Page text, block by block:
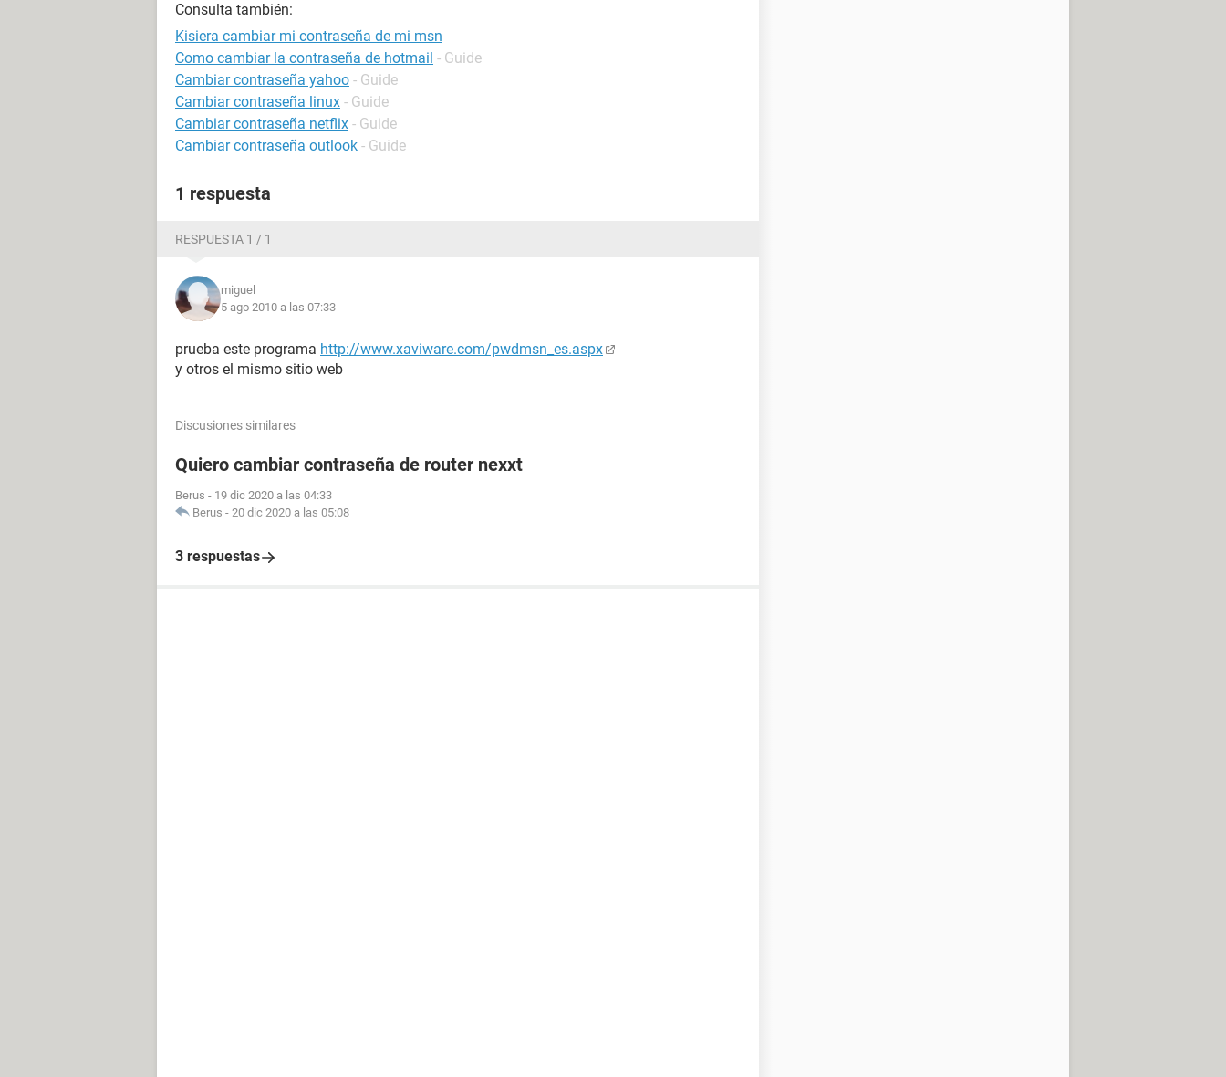
Consulta también:
Kisiera cambiar mi contraseña de mi msn
Como cambiar la contraseña de hotmail - Guide
Cambiar contraseña yahoo - Guide
Cambiar contraseña linux - Guide
Cambiar contraseña netflix - Guide
Cambiar contraseña outlook - Guide
1 respuesta
RESPUESTA 1 / 1
miguel
5 ago 2010 a las 07:33
prueba este programa http://www.xaviware.com/pwdmsn_es.aspx
y otros el mismo sitio web
Discusiones similares
Quiero cambiar contraseña de router nexxt
Berus - 19 dic 2020 a las 04:33
Berus - 20 dic 2020 a las 05:08
3 respuestas